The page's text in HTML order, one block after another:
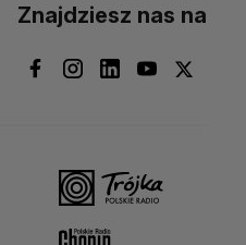
Znajdziesz nas na